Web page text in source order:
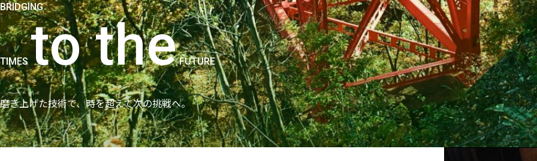
BRIDGING
TIMESto theFUTURE
磨き上げた技術で、時を超えて次の挑戦へ。